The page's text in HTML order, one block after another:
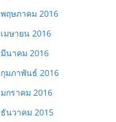
พฤษภาคม 2016
เมษายน 2016
มีนาคม 2016
กุมภาพันธ์ 2016
มกราคม 2016
ธันวาคม 2015